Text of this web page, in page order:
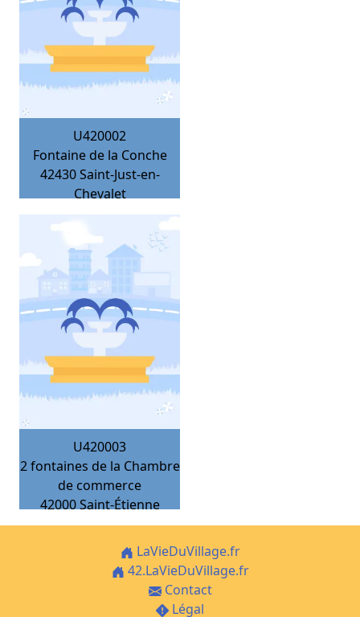
U420002
Fontaine de la Conche
42430 Saint-Just-en-
Chevalet
U420003
2 fontaines de la Chambre
de commerce
42000 Saint-Étienne
LaVieDuVillage.fr
42.LaVieDuVillage.fr
Contact
Légal